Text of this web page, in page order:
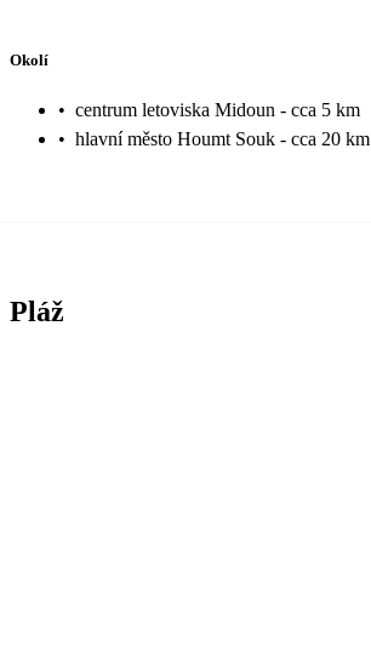
Okolí
• centrum letoviska Midoun - cca 5 km
• hlavní město Houmt Souk - cca 20 km
Pláž